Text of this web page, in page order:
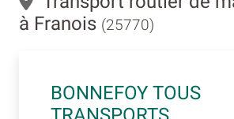
à Franois (25770)
BONNEFOY TOUS